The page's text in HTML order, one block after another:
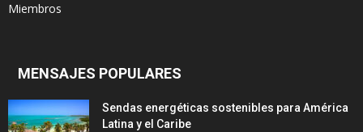
Miembros
MENSAJES POPULARES
Sendas energéticas sostenibles para América
Latina y el Caribe